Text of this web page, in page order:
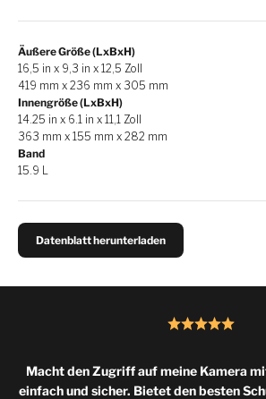
Äußere Größe (LxBxH)
16,5 in x 9,3 in x 12,5 Zoll
419 mm x 236 mm x 305 mm
Innengröße (LxBxH)
14.25 in x 6.1 in x 11,1 Zoll
363 mm x 155 mm x 282 mm
Band
15.9 L
Datenblatt herunterladen
Macht den Zugriff auf meine Kamera
einfach und sicher. Bietet den besten